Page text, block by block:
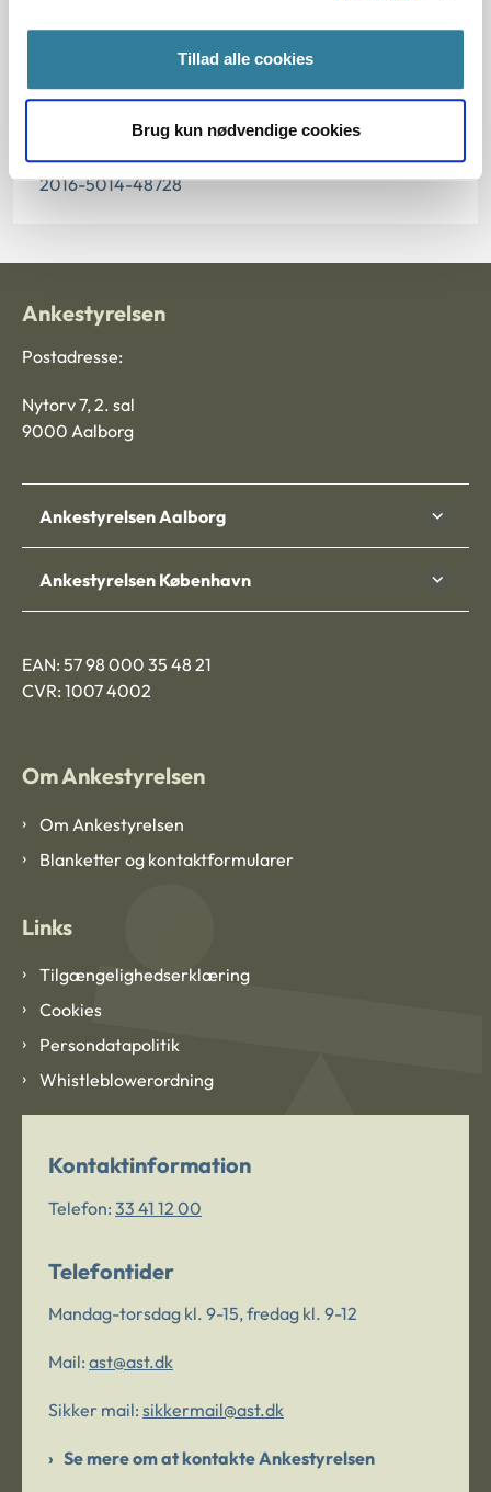
Tillad alle cookies
Brug kun nødvendige cookies
§ 17
Journalnummer
2016-5014-48728
Ankestyrelsen
Postadresse:
Nytorv 7, 2. sal
9000 Aalborg
Ankestyrelsen Aalborg
Ankestyrelsen København
EAN: 57 98 000 35 48 21
CVR: 1007 4002
Om Ankestyrelsen
Om Ankestyrelsen
Blanketter og kontaktformularer
Links
Tilgængelighedserklæring
Cookies
Persondatapolitik
Whistleblowerordning
Kontaktinformation
Telefon: 33 41 12 00
Telefontider
Mandag-torsdag kl. 9-15, fredag kl. 9-12
Mail: ast@ast.dk
Sikker mail: sikkermail@ast.dk
Se mere om at kontakte Ankestyrelsen